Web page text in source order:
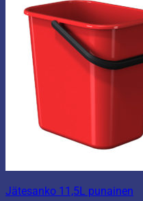
Jätesanko 11,5L punainen